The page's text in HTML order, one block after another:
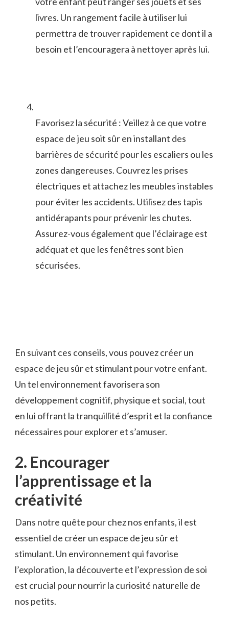
‌livres. ⁤Un rangement facile à utiliser⁣ lui
permettra‍ de trouver rapidement ce dont il a
besoin et l’encouragera à nettoyer après lui.
Favorisez‌ la sécurité : ⁣Veillez à ce ‌que votre
⁣espace de ‌jeu soit sûr en installant des‌
barrières de sécurité pour les escaliers‍ ou ⁤les
⁣zones dangereuses. Couvrez les prises
électriques‍ et attachez les meubles instables
⁤pour⁣ éviter les accidents.‌ Utilisez des tapis
antidérapants pour prévenir ‌les chutes.
Assurez-vous ​également que l’éclairage est
adéquat ​et que les​ fenêtres⁤ sont ⁣bien
sécurisées.
En suivant ces conseils, vous⁢ pouvez ​créer un
espace de‌ jeu ‍sûr et ⁢stimulant ⁤pour votre ⁢enfant.
Un tel⁣ environnement‌ favorisera​ son‍
développement cognitif, physique⁣ et social,‍ tout​
en lui offrant la tranquillité d’esprit ‌et la⁤ confiance ​
nécessaires pour explorer ⁣et s’amuser.
2. ‍Encourager‌
l’apprentissage ⁤et la
créativité
Dans notre quête pour chez nos enfants, il est
essentiel⁤ de créer un⁤ espace de jeu sûr et
‍stimulant. Un‍ environnement qui favorise
l’exploration, la ⁣découverte et l’expression de soi
est ⁢crucial ⁤pour‌ nourrir la curiosité naturelle de
nos petits.